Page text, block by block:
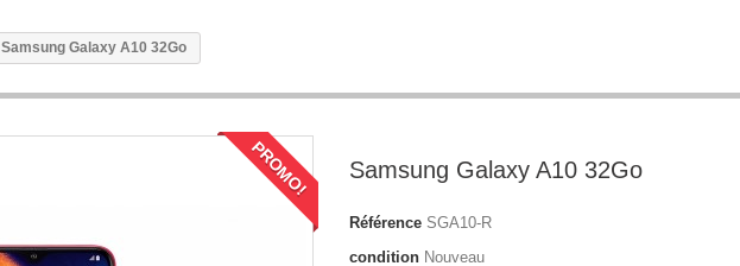
Samsung Galaxy A10 32Go
PROMO! Samsung Galaxy A10 32Go
Référence SGA10-R
condition Nouveau